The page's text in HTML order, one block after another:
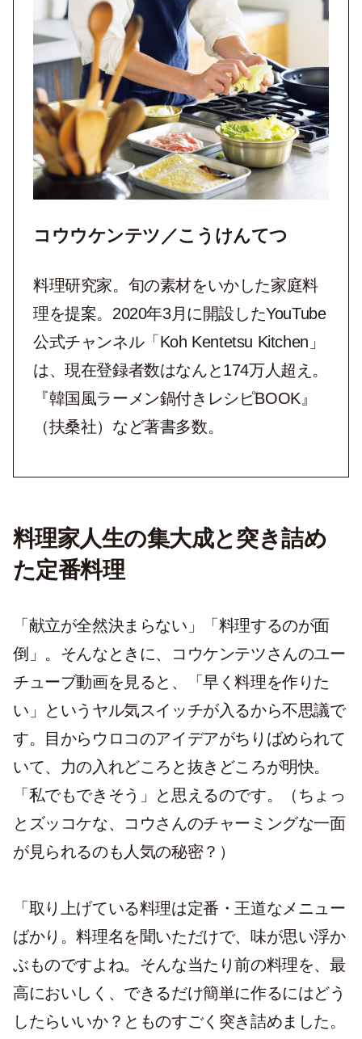
コウウケンテツ／こうけんてつ
料理研究家。旬の素材をいかした家庭料
理を提案。2020年3月に開設したYouTube
公式チャンネル「Koh Kentetsu Kitchen」
は、現在登録者数はなんと174万人超え。
『韓国風ラーメン鍋付きレシピBOOK』
（扶桑社）など著書多数。
料理家人生の集大成と突き詰め
た定番料理
「献立が全然決まらない」「料理するのが面
倒」。そんなときに、コウケンテツさんのユー
チューブ動画を見ると、「早く料理を作りた
い」というヤル気スイッチが入るから不思議で
す。目からウロコのアイデアがちりばめられて
いて、力の入れどころと抜きどころが明快。
「私でもできそう」と思えるのです。（ちょっ
とズッコケな、コウさんのチャーミングな一面
が見られるのも人気の秘密？）
「取り上げている料理は定番・王道なメニュー
ばかり。料理名を聞いただけで、味が思い浮か
ぶものですよね。そんな当たり前の料理を、最
高においしく、できるだけ簡単に作るにはどう
したらいいか？とものすごく突き詰めました。